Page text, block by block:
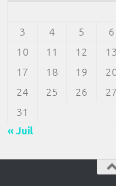
3
4 5 6
10
11 12 13
17
18 19
24
25 26 27
31
« Juil